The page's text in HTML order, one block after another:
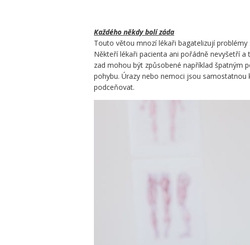
Každého někdy bolí záda
Touto větou mnozí lékaři bagatelizují
Někteří lékaři pacienta ani pořádně nevyšetří
zad mohou být způsobené například špatným
pohybu. Úrazy nebo nemoci jsou
podceňovat.